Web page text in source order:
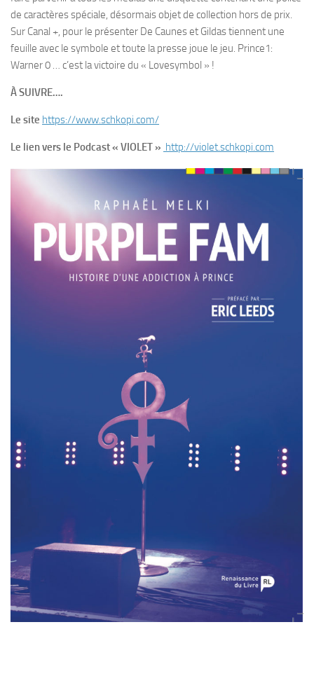
de caractères spéciale, désormais objet de collection hors de prix.
Sur Canal +, pour le présenter De Caunes et Gildas tiennent une
feuille avec le symbole et toute la presse joue le jeu. Prince1:
Warner 0 … c’est la victoire du « Lovesymbol » !
À SUIVRE….
Le site https://www.schkopi.com/
Le lien vers le Podcast « VIOLET » http://violet.schkopi.com